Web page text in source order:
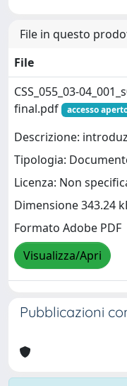
File in questo
File
CSS_055_03-
final.pdf
accesso
Descrizione:
Tipologia:
Licenza: Non
Dimensione 343.24
Formato Adobe PDF
Visualizza/Apri
Pubblicazioni